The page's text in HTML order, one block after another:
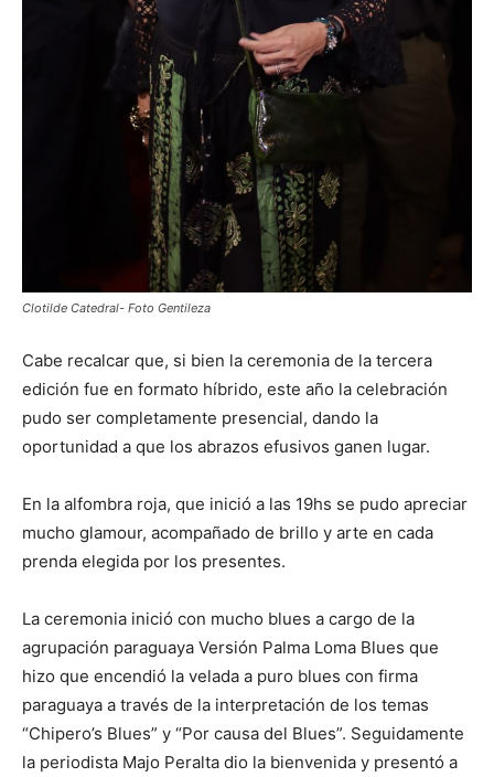
Clotilde Catedral- Foto Gentileza
Cabe recalcar que, si bien la ceremonia de la tercera
edición fue en formato híbrido, este año la celebración
pudo ser completamente presencial, dando la
oportunidad a que los abrazos efusivos ganen lugar.
En la alfombra roja, que inició a las 19hs se pudo apreciar
mucho glamour, acompañado de brillo y arte en cada
prenda elegida por los presentes.
La ceremonia inició con mucho blues a cargo de la
agrupación paraguaya Versión Palma Loma Blues que
hizo que encendió la velada a puro blues con firma
paraguaya a través de la interpretación de los temas
“Chipero’s Blues” y “Por causa del Blues”. Seguidamente
la periodista Majo Peralta dio la bienvenida y presentó a